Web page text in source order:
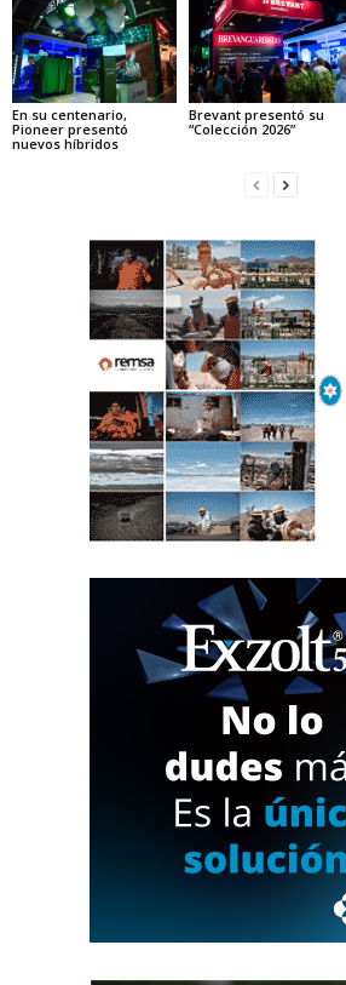
En su centenario,
Pioneer presentó
nuevos híbridos
Brevant presentó su
“Colección 2026”